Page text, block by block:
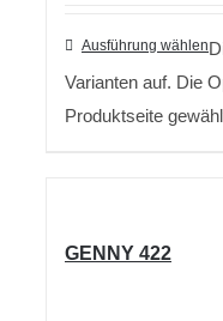
Ausführung wählen
Varianten auf. Die
Produktseite
GENNY 422